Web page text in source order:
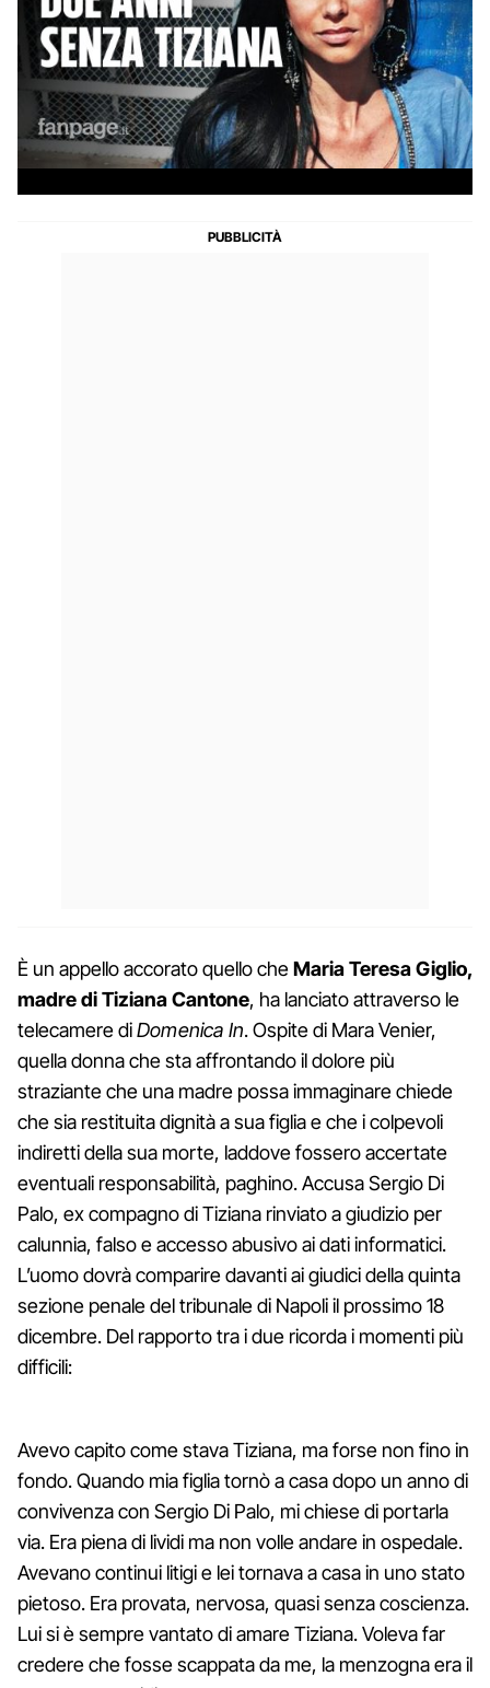
È un appello accorato quello cheMaria Teresa Giglio,
madre di Tiziana Cantone, ha lanciato attraverso le
telecamere diDomenica In. Ospite di Mara Venier,
quella donna che sta affrontando il dolore più
straziante che una madre possa immaginare chiede
che sia restituita dignità a sua figlia e che i colpevoli
indiretti della sua morte, laddove fossero accertate
eventuali responsabilità, paghino. Accusa Sergio Di
Palo, ex compagno di Tiziana rinviato a giudizio per
calunnia, falso e accesso abusivo ai dati informatici.
L’uomo dovrà comparire davanti ai giudici della quinta
sezione penale del tribunale di Napoli il prossimo 18
dicembre. Del rapporto tra i due ricorda i momenti più
difficili:
Avevo capito come stava Tiziana, ma forse non fino in
fondo. Quando mia figlia tornò a casa dopo un anno di
convivenza con Sergio Di Palo, mi chiese di portarla
via. Era piena di lividi ma non volle andare in ospedale.
Avevano continui litigi e lei tornava a casa in uno stato
pietoso. Era provata, nervosa, quasi senza coscienza.
Lui si è sempre vantato di amare Tiziana. Voleva far
credere che fosse scappata da me, la menzogna era il